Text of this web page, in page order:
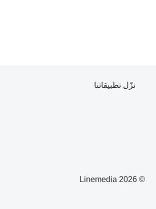
© 2026 Linemedia
نزّل تطبيقاتنا